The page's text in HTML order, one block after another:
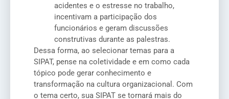
acidentes e o estresse no trabalho,
incentivam a participação dos
funcionários e geram discussões
construtivas durante as palestras.
Dessa forma, ao selecionar temas para a
SIPAT, pense na coletividade e em como cada
tópico pode gerar conhecimento e
transformação na cultura organizacional. Com
o tema certo, sua SIPAT se tornará mais do